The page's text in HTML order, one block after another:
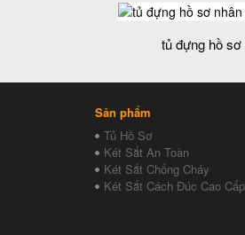
tủ đựng hồ
Sản phẩm
Tủ Hồ Sơ
Két Sắt An Toàn
Két Sắt Chống Cháy
Két Sắt Cách Đúc Cao Cấp